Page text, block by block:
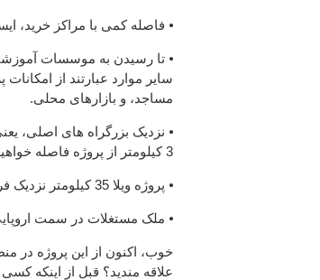
⦁ فاصله کمی با مراکز خرید،
سایر موارد عبارتند از
مساجد، و بازارهای محلی.
3 کیلومتر از پروژه فاصله خواهید داشت
⦁ پروژه ویلا 35 کیلومتر نزدیک فرودگاه اصلی شهر می باشد
⦁ ملک مستغلات در سمت
خوب، اکنون از این پروژه در
علاقه مندید؟ قبل از اینکه